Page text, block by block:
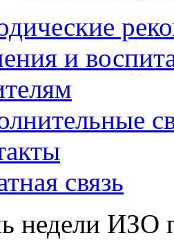
и
связь
недели ИЗО